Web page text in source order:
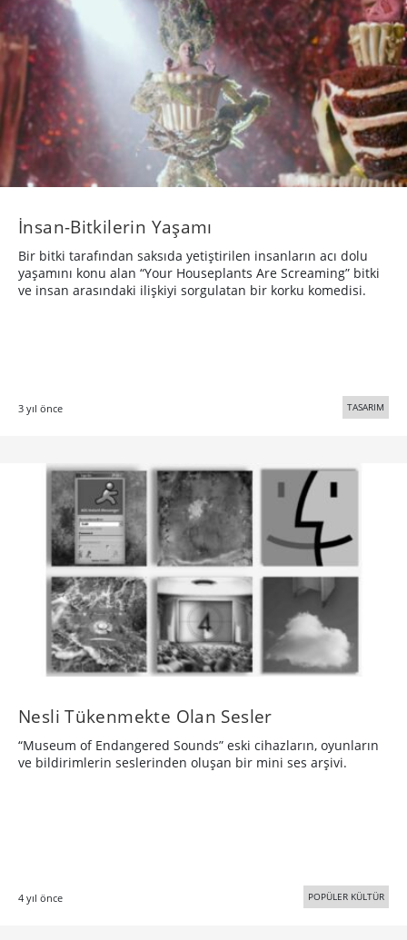
İnsan-Bitkilerin Yaşamı
Bir bitki tarafından saksıda yetiştirilen insanların acı dolu
yaşamını konu alan “Your Houseplants Are Screaming” bitki
ve insan arasındaki ilişkiyi sorgulatan bir korku komedisi.
3 yıl önce TASARIM
Nesli Tükenmekte Olan Sesler
“Museum of Endangered Sounds” eski cihazların, oyunların
ve bildirimlerin seslerinden oluşan bir mini ses arşivi.
4 yıl önce POPÜLER KÜLTÜR